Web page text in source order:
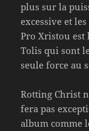
plus sur la
excessive et
Pro Xristou est
Tolis qui sont
seule force au
Rotting Christ
fera pas
album comme